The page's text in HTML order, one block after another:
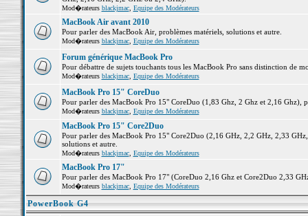
Mod�rateurs blackjmac, Equipe des Modérateurs
MacBook Air avant 2010
Pour parler des MacBook Air, problèmes matériels, solutions et autre.
Mod�rateurs blackjmac, Equipe des Modérateurs
Forum générique MacBook Pro
Pour débattre de sujets touchants tous les MacBook Pro sans distinction de
Mod�rateurs blackjmac, Equipe des Modérateurs
MacBook Pro 15" CoreDuo
Pour parler des MacBook Pro 15" CoreDuo (1,83 Ghz, 2 Ghz et 2,16 Ghz),
Mod�rateurs blackjmac, Equipe des Modérateurs
MacBook Pro 15" Core2Duo
Pour parler des MacBook Pro 15" Core2Duo (2,16 GHz, 2,2 GHz, 2,33
solutions et autre.
Mod�rateurs blackjmac, Equipe des Modérateurs
MacBook Pro 17"
Pour parler des MacBook Pro 17" (CoreDuo 2,16 Ghz et Core2Duo 2,33
Mod�rateurs blackjmac, Equipe des Modérateurs
PowerBook G4